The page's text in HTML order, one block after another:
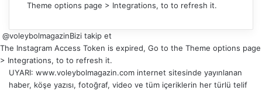
Theme options page > Integrations, to to refresh it.
@voleybolmagazinBizi takip et
The Instagram Access Token is expired, Go to the Theme options page
> Integrations, to to refresh it.
UYARI: www.voleybolmagazin.com internet sitesinde yayınlanan
haber, köşe yazısı, fotoğraf, video ve tüm içeriklerin her türlü telif